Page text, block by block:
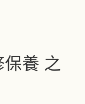
養 之